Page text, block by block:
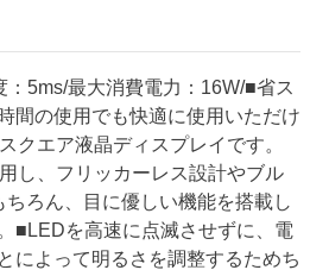
5ms/最大消費電力：16W/■省ス
間の使用でも快適に使用いただけ
クエア液晶ディスプレイです。
し、フリッカーレス設計やブル
ろん、目に優しい機能を搭載し
■LEDを高速に点滅させずに、電
によって明るさを調整するためち